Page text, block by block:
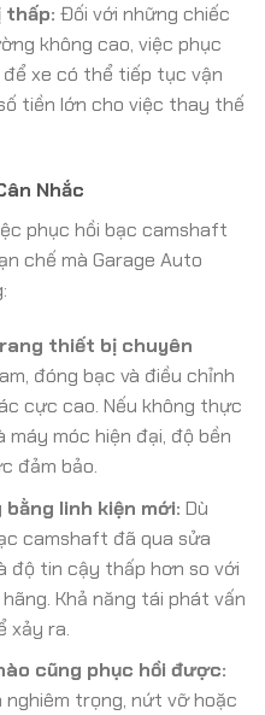
thấp: Đối với những chiếc
không cao, việc phục
xe có thể tiếp tục vận
tiền lớn cho việc thay thế
Nhắc
phục hồi bạc camshaft
chế mà Garage Auto
thiết bị chuyên
đóng bạc và điều chỉnh
cực cao. Nếu không thực
móc hiện đại, độ bền
đảm bảo.
linh kiện mới: Dù
camshaft đã qua sửa
độ tin cậy thấp hơn so với
Khả năng tái phát vấn
xảy ra.
cũng phục hồi được:
trọng, nứt vỡ hoặc